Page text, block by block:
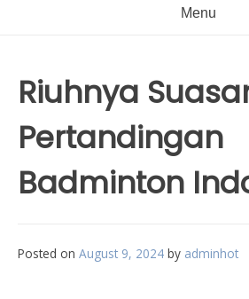
Menu
Riuhnya
Pertandingan
Badminton
Posted on August 9, 2024 by adminhot